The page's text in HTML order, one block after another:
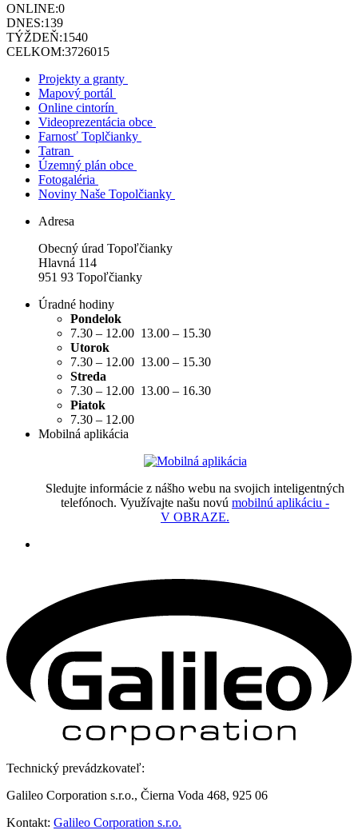
ONLINE:0
DNES:139
TÝŽDEŇ:1540
CELKOM:3726015
Projekty a granty
Mapový portál
Online cintorín
Videoprezentácia obce
Farnosť Toplčianky
Tatran
Územný plán obce
Fotogaléria
Noviny Naše Topolčianky
Adresa
Obecný úrad Topoľčianky
Hlavná 114
951 93 Topoľčianky
Úradné hodiny
Pondelok
7.30 – 12.00 13.00 – 15.30
Utorok
7.30 – 12.00 13.00 – 15.30
Streda
7.30 – 12.00 13.00 – 16.30
Piatok
7.30 – 12.00
Mobilná aplikácia
Sledujte informácie z nášho webu na svojich inteligentných
telefónoch. Využívajte našu novú mobilnú aplikáciu -
V OBRAZE.
Technický prevádzkovateľ:
Galileo Corporation s.r.o., Čierna Voda 468, 925 06
Kontakt: Galileo Corporation s.r.o.